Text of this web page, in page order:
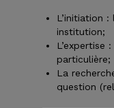
L’initiation
institution;
L’expertise
particulière;
La
question